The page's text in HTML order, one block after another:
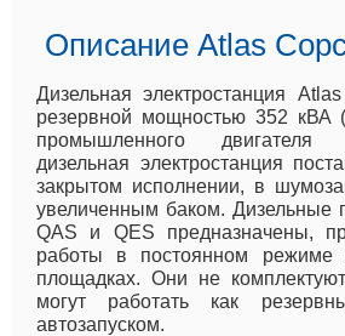
Описание Atlas
Дизельная электростанция
резервной мощностью 352 кВА
промышленного
дизельная электростанция
закрытом исполнении, в
увеличенным баком. Дизельные
QAS и QES предназначены,
работы в постоянном режиме
площадках. Они не
могут работать как
автозапуском.